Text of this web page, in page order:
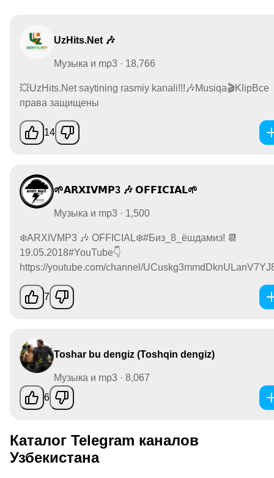
UzHits.Net 🎶
Музыка и mp3 · 18,766
💥UzHits.Net saytining rasmiy kanali!!!🎶Musiqa🎬KlipВсе
права защищены
14
🌱𝗔𝗥𝗫𝗜𝗩𝗠𝗣3 🎶 𝗢𝗙𝗙𝗜𝗖𝗜𝗔𝗟🌱
Музыка и mp3 · 1,500
❄️ARXIVMP3 🎶 OFFICIAL❄️#Биз_8_ёшдамиз! 📆
19.05.2018#YouTube👇
https://youtube.com/channel/
7
Toshar bu dengiz (Toshqin dengiz)
Музыка и mp3 · 8,067
6
Каталог Telegram каналов
Узбекистана